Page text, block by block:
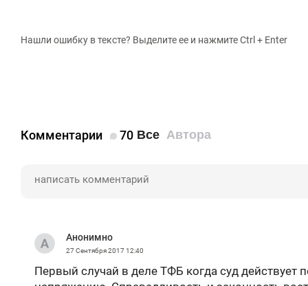
Нашли ошибку в тексте? Выделите ее и нажмите Ctrl + Enter
Комментарии 70 Все Автора
Анонимно
27 Сентября 201712:40
Первый случай в деле ТФБ когда суд действует